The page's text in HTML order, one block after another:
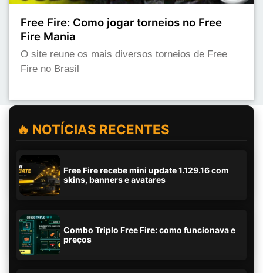
Free Fire: Como jogar torneios no Free
Fire Mania
O site reune os mais diversos torneios de Free
Fire no Brasil
🔥 NOTÍCIAS RECENTES
Free Fire recebe mini update 1.129.16 com
skins, banners e avatares
Combo Triplo Free Fire: como funcionava e
preços